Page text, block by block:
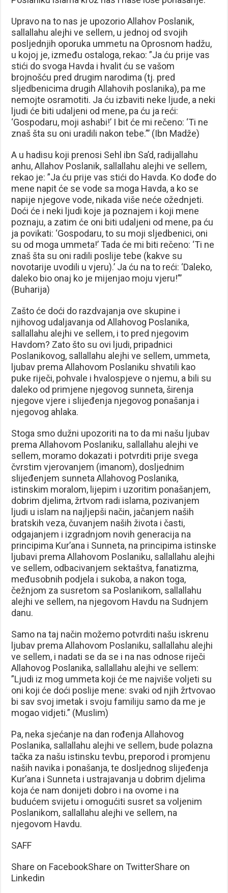
Upravo na to nas je upozorio Allahov Poslanik,
sallallahu alejhi ve sellem, u jednoj od svojih
posljednjih oporuka ummetu na Oprosnom hadžu,
u kojoj je, između ostaloga, rekao: ”Ja ću prije vas
stići do svoga Havda i hvalit ću se vašom
brojnošću pred drugim narodima (tj. pred
sljedbenicima drugih Allahovih poslanika), pa me
nemojte osramotiti. Ja ću izbaviti neke ljude, a neki
ljudi će biti udaljeni od mene, pa ću ja reći:
‘Gospodaru, moji ashabi!’ I bit će mi rečeno: ‘Ti ne
znaš šta su oni uradili nakon tebe.”’ (Ibn Madže)
A u hadisu koji prenosi Sehl ibn Sa’d, radijallahu
anhu, Allahov Poslanik, sallallahu alejhi ve sellem,
rekao je: ”Ja ću prije vas stići do Havda. Ko dođe do
mene napit će se vode sa moga Havda, a ko se
napije njegove vode, nikada više neće ožednjeti.
Doći će i neki ljudi koje ja poznajem i koji mene
poznaju, a zatim će oni biti udaljeni od mene, pa ću
ja povikati: ‘Gospodaru, to su moji sljedbenici, oni
su od moga ummeta!’ Tada će mi biti rečeno: ‘Ti ne
znaš šta su oni radili poslije tebe (kakve su
novotarije uvodili u vjeru).’ Ja ću na to reći: ‘Daleko,
daleko bio onaj ko je mijenjao moju vjeru!”’
(Buharija)
Zašto će doći do razdvajanja ove skupine i
njihovog udaljavanja od Allahovog Poslanika,
sallallahu alejhi ve sellem, i to pred njegovim
Havdom? Zato što su ovi ljudi, pripadnici
Poslanikovog, sallallahu alejhi ve sellem, ummeta,
ljubav prema Allahovom Poslaniku shvatili kao
puke riječi, pohvale i hvalospjeve o njemu, a bili su
daleko od primjene njegovog sunneta, širenja
njegove vjere i slijeđenja njegovog ponašanja i
njegovog ahlaka.
Stoga smo dužni upozoriti na to da mi našu ljubav
prema Allahovom Poslaniku, sallallahu alejhi ve
sellem, moramo dokazati i potvrditi prije svega
čvrstim vjerovanjem (imanom), dosljednim
slijeđenjem sunneta Allahovog Poslanika,
istinskim moralom, lijepim i uzoritim ponašanjem,
dobrim djelima, žrtvom radi islama, pozivanjem
ljudi u islam na najljepši način, jačanjem naših
bratskih veza, čuvanjem naših života i časti,
odgajanjem i izgradnjom novih generacija na
principima Kur’ana i Sunneta, na principima istinske
ljubavi prema Allahovom Poslaniku, sallallahu alejhi
ve sellem, odbacivanjem sektaštva, fanatizma,
međusobnih podjela i sukoba, a nakon toga,
čežnjom za susretom sa Poslanikom, sallallahu
alejhi ve sellem, na njegovom Havdu na Sudnjem
danu.
Samo na taj način možemo potvrditi našu iskrenu
ljubav prema Allahovom Poslaniku, sallallahu alejhi
ve sellem, i nadati se da se i na nas odnose riječi
Allahovog Poslanika, sallallahu alejhi ve sellem:
”Ljudi iz mog ummeta koji će me najviše voljeti su
oni koji će doći poslije mene: svaki od njih žrtvovao
bi sav svoj imetak i svoju familiju samo da me je
mogao vidjeti.” (Muslim)
Pa, neka sjećanje na dan rođenja Allahovog
Poslanika, sallallahu alejhi ve sellem, bude polazna
tačka za našu istinsku tevbu, preporod i promjenu
naših navika i ponašanja, te dosljednog slijeđenja
Kur’ana i Sunneta i ustrajavanja u dobrim djelima
koja će nam donijeti dobro i na ovome i na
budućem svijetu i omogućiti susret sa voljenim
Poslanikom, sallallahu alejhi ve sellem, na
njegovom Havdu.
SAFF
Share on FacebookShare on TwitterShare on
Linkedin